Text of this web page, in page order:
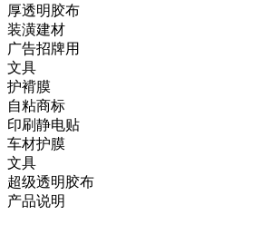
厚透明胶布
装潢建材
广告招牌用
文具
护褙膜
自粘商标
印刷静电贴
车材护膜
文具
超级透明胶布
产品说明